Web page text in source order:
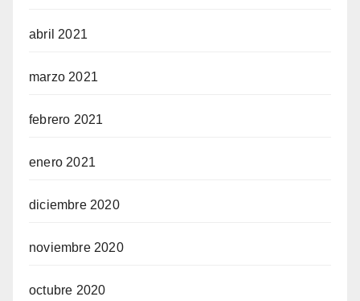
abril 2021
marzo 2021
febrero 2021
enero 2021
diciembre 2020
noviembre 2020
octubre 2020